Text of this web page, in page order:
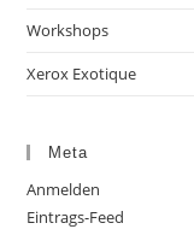
Workshops
Xerox Exotique
Meta
Anmelden
Eintrags-Feed